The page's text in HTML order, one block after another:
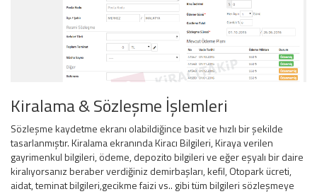
Kiralama & Sözleşme İşlemleri
Sözleşme kaydetme ekranı olabildiğince basit ve hızlı bir şekilde
tasarlanmıştır. Kiralama ekranında Kiracı Bilgileri, Kiraya verilen
gayrimenkul bilgileri, ödeme, depozito bilgileri ve eğer eşyalı bir daire
kiralıyorsanız beraber verdiğiniz demirbaşları, kefil, Otopark ücreti,
aidat, teminat bilgileri,gecikme faizi vs.. gibi tüm bilgileri sözleşmeye